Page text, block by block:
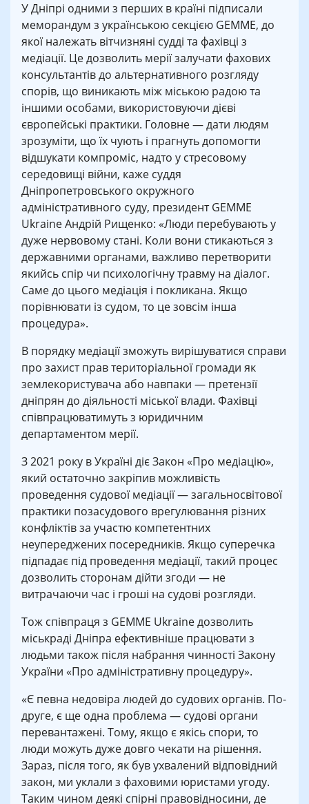
У Дніпрі одними з перших в країні підписали
меморандум з українською секцією GEMME, до
якої належать вітчизняні судді та фахівці з
медіації. Це дозволить мерії залучати фахових
консультантів до альтернативного розгляду
спорів, що виникають між міською радою та
іншими особами, використовуючи дієві
європейські практики. Головне — дати людям
зрозуміти, що їх чують і прагнуть допомогти
відшукати компроміс, надто у стресовому
середовищі війни, каже суддя
Дніпропетровського окружного
адміністративного суду, президент GEMME
Ukraine Андрій Рищенко: «Люди перебувають у
дуже нервовому стані. Коли вони стикаються з
державними органами, важливо перетворити
якийсь спір чи психологічну травму на діалог.
Саме до цього медіація і покликана. Якщо
порівнювати із судом, то це зовсім інша
процедура».
В порядку медіації зможуть вирішуватися справи
про захист прав територіальної громади як
землекористувача або навпаки — претензії
дніпрян до діяльності міської влади. Фахівці
співпрацюватимуть з юридичним
департаментом мерії.
З 2021 року в Україні діє Закон «Про медіацію»,
який остаточно закріпив можливість
проведення судової медіації — загальносвітової
практики позасудового врегулювання різних
конфліктів за участю компетентних
неупереджених посередників. Якщо суперечка
підпадає під проведення медіації, такий процес
дозволить сторонам дійти згоди — не
витрачаючи час і гроші на судові розгляди.
Тож співпраця з GEMME Ukraine дозволить
міськраді Дніпра ефективніше працювати з
людьми також після набрання чинності Закону
України «Про адміністративну процедуру».
«Є певна недовіра людей до судових органів. По-
друге, є ще одна проблема — судові органи
перевантажені. Тому, якщо є якісь спори, то
люди можуть дуже довго чекати на рішення.
Зараз, після того, як був ухвалений відповідний
закон, ми уклали з фаховими юристами угоду.
Таким чином деякі спірні правовідносини, де